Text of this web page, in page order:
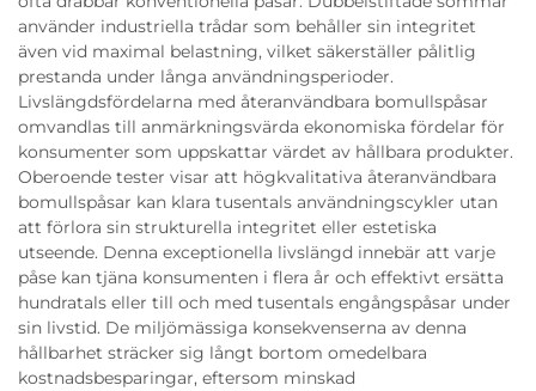
använder industriella trådar som behåller sin integritet
även vid maximal belastning, vilket säkerställer pålitlig
prestanda under långa användningsperioder.
Livslängdsfördelarna med återanvändbara bomullspåsar
omvandlas till anmärkningsvärda ekonomiska fördelar för
konsumenter som uppskattar värdet av hållbara produkter.
Oberoende tester visar att högkvalitativa återanvändbara
bomullspåsar kan klara tusentals användningscykler utan
att förlora sin strukturella integritet eller estetiska
utseende. Denna exceptionella livslängd innebär att varje
påse kan tjäna konsumenten i flera år och effektivt ersätta
hundratals eller till och med tusentals engångspåsar under
sin livstid. De miljömässiga konsekvenserna av denna
hållbarhet sträcker sig långt bortom omedelbara
kostnadsbesparingar, eftersom minskad